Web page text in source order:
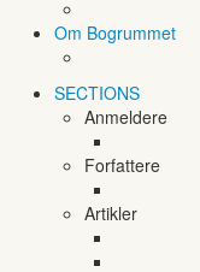
Om Bogrummet
SECTIONS
Anmeldere
Forfattere
Artikler